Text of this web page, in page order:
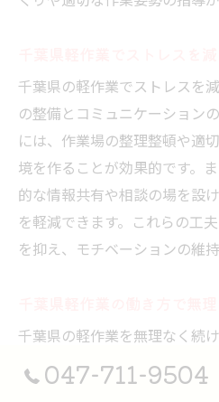
千葉県の軽作業でストレスを
の整備とコミュニケーション
には、作業場の整理整頓や適
境を作ることが効果的です。
的な情報共有や相談の場を設
を軽減できます。これらの工
を抑え、モチベーションの維
千葉県の軽作業を無理なく続
生活リズムに合った働き方を
フト制を活用して十分な休息
047-711-9504